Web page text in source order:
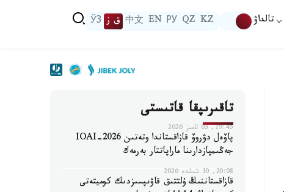
تالداۋ KZ
QZ
РУ
EN
中文 ق ز ЎЗ
تاقىرىپقا قاتىستى
19:45, 03 تامىز 2026
پاۆەل دۋروۆ قازاقستاندا وتەتىن IOAI-2026
جەڭىمپازدارىنا ماراپاتتار بەرمەك
20:08, 30 شىلدە 2026
قازاقستاننىڭ ۇلتتىق قاۋىپسىزدىك كوميتەتى